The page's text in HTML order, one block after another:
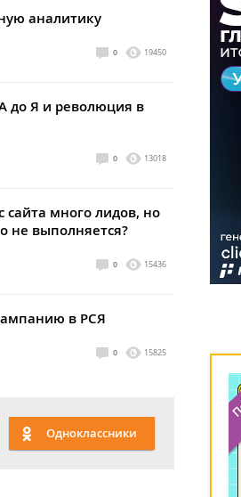
аналитику
0 19450
до Я и революция в
0 13018
сайта много лидов, но
не выполняется?
0 15436
в РСЯ
0 15825
Одноклассники